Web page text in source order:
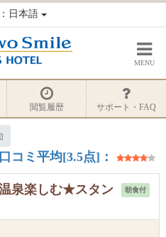
日本語
MENU
閲覧履歴 サポート・FAQ
口コミ平均[3.5点]：
朝食付
泉楽しむ★スタン